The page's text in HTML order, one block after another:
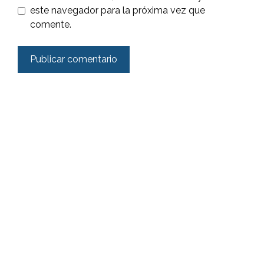
este navegador para la próxima vez que
comente.